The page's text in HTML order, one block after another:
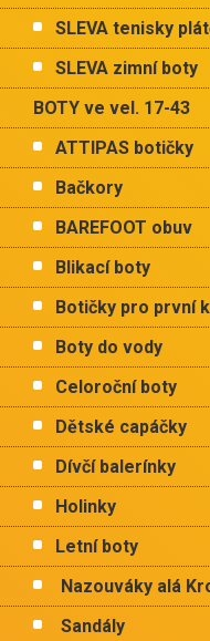
n
l
SLEVA tenisky
SLEVA zimní boty
BOTY ve vel. 17-43
ATTIPAS botičky
Bačkory
BAREFOOT obuv
Blikací boty
Botičky pro první
Boty do vody
Celoroční boty
Dětské capáčky
Dívčí balerínky
Holinky
Letní boty
Nazouváky alá
Sandály